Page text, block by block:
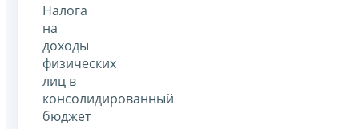
Налога
на
доходы
физических
лиц в
консолидированный
бюджет